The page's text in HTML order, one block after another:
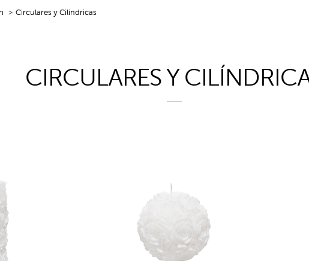
Circulares y Cilíndricas
CIRCULARES Y